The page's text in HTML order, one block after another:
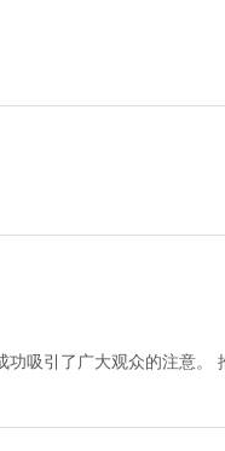
吸引了广大观众的注意。